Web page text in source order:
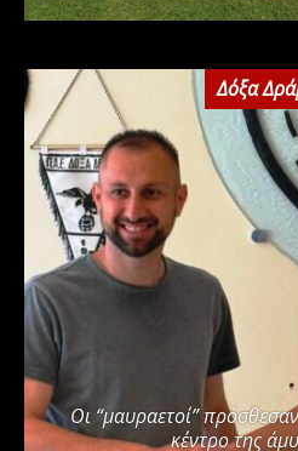
Δόξα
Οι “μαυραετοί”
κέντρο της